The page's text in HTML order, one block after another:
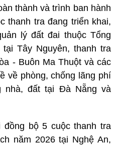
thành và trình ban hành
thanh tra đang triển khai,
lý đất đai thuộc Tổng
Tây Nguyên, thanh tra
- Buôn Ma Thuột và các
về phòng, chống lãng phí
nhà, đất tại Đà Nẵng và
bộ 5 cuộc thanh tra
năm 2026 tại Nghệ An,